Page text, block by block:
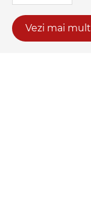
Vezi mai mult